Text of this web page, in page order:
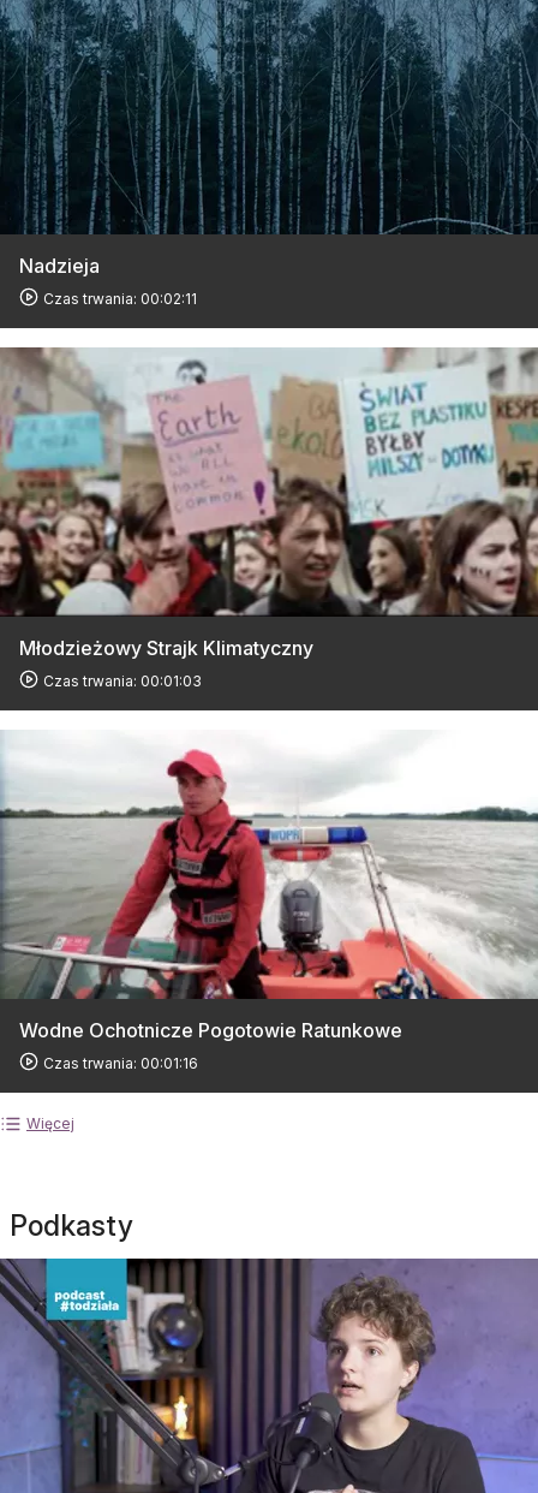
Nadzieja
Czas trwania: 00:02:11
Młodzieżowy Strajk Klimatyczny
Czas trwania: 00:01:03
Wodne Ochotnicze Pogotowie Ratunkowe
Czas trwania: 00:01:16
Więcej
Podkasty